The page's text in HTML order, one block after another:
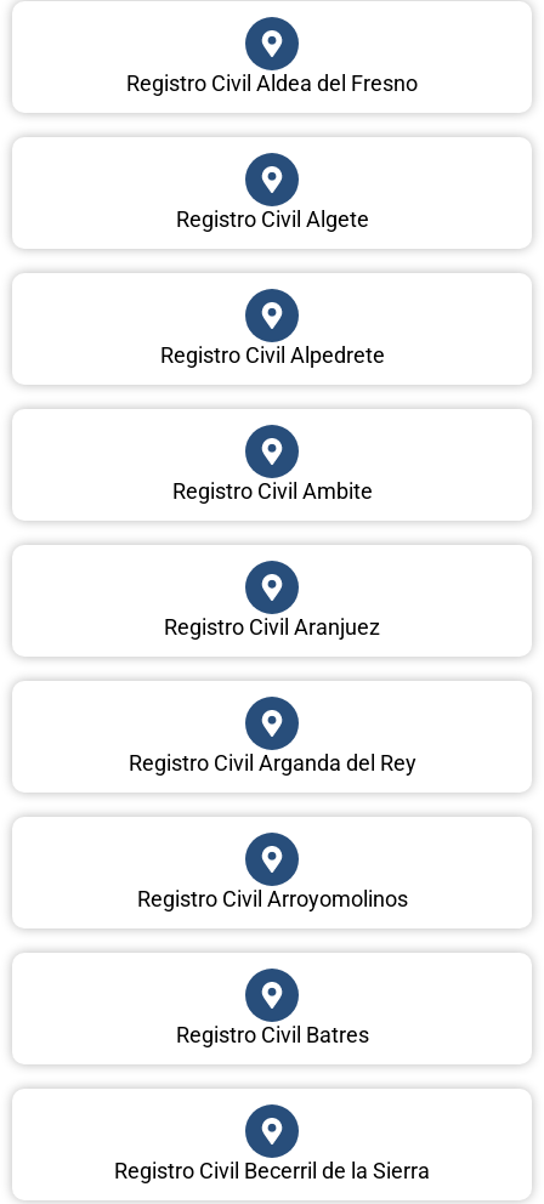
Registro Civil Aldea del Fresno
Registro Civil Algete
Registro Civil Alpedrete
Registro Civil Ambite
Registro Civil Aranjuez
Registro Civil Arganda del Rey
Registro Civil Arroyomolinos
Registro Civil Batres
Registro Civil Becerril de la Sierra